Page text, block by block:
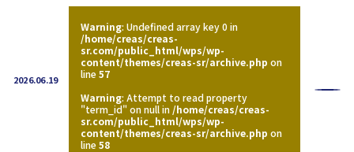
メルマガ
よくある質問
2026.06.19
Warning: Undefined array key 0 in
/home/creas/creas-
sr.com/public_html/wps/wp-
content/themes/creas-sr/archive.php on
line57
Warning: Attempt to read property
"term_id" on null in /home/creas/creas-
sr.com/public_html/wps/wp-
content/themes/creas-sr/archive.php on
line58